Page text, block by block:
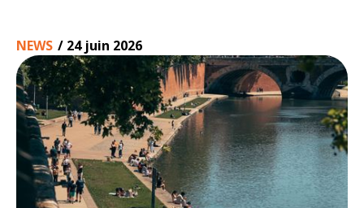
NEWS / 24 juin 2026